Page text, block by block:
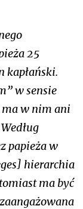
25
kapłański.
w sensie
w nim ani
papieża w
] hierarchia
ma być